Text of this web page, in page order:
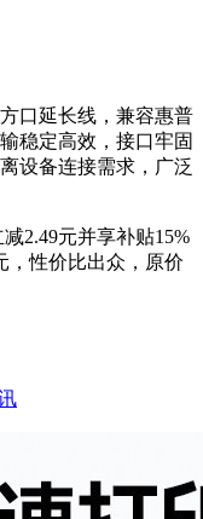
口延长线，兼容惠普
稳定高效，接口牢固
设备连接需求，广泛
2.49元并享补贴15%
，性价比出众，原价